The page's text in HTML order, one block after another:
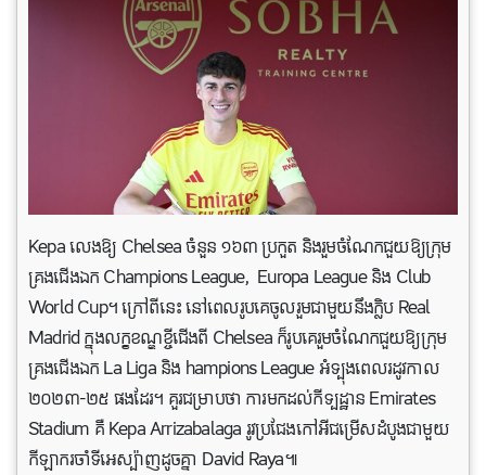
Kepa លេងឱ្យ Chelsea ចំនួន ១៦៣ ប្រកួត និងរួមចំណែកជួយឱ្យក្រុម
គ្រងជើងឯក Champions League, Europa League និង Club
World Cup។ ក្រៅពីនេះ នៅពេលរូបគេចូលរួមជាមួយនឹងក្លិប Real
Madrid ក្នុងលក្ខខណ្ឌខ្ចីជើងពី Chelsea ក៏រូបគេរួមចំណែកជួយឱ្យក្រុម
គ្រងជើងឯក La Liga និង hampions League អំទ្បុងពេលរដូវកាល
២០២៣-២៥ ផងដែរ។ គួរជម្រាបថា ការមកដល់កីទ្បដ្ឋាន Emirates
Stadium គឺ Kepa Arrizabalaga រូវប្រជែងកៅអីជម្រើសដំបូងជាមួយ
កីឡាករចាំទីអេស្ប៉ាញដូចគ្នា David Raya៕